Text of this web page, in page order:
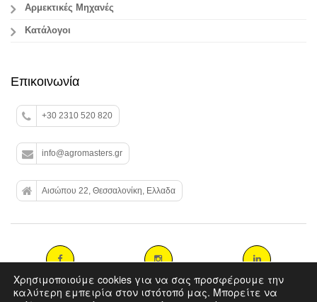
Aρμεκτικές Μηχανές
Κατάλογοι
Επικοινωνία
+30 2310 520 820
info@agromasters.gr
Αισώπου 22, Θεσσαλονίκη, Ελλαδα
Χρησιμοποιούμε cookies για να σας προσφέρουμε την
καλύτερη εμπειρία στον ιστότοπό μας. Μπορείτε να